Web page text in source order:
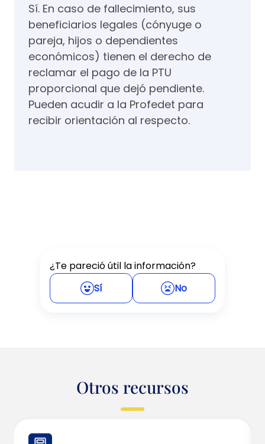
Sí. En caso de fallecimiento, sus
beneficiarios legales (cónyuge o
pareja, hijos o dependientes
económicos) tienen el derecho de
reclamar el pago de la PTU
proporcional que dejó pendiente.
Pueden acudir a la Profedet para
recibir orientación al respecto.
¿Te pareció útil la información?
Sí
No
Otros recursos